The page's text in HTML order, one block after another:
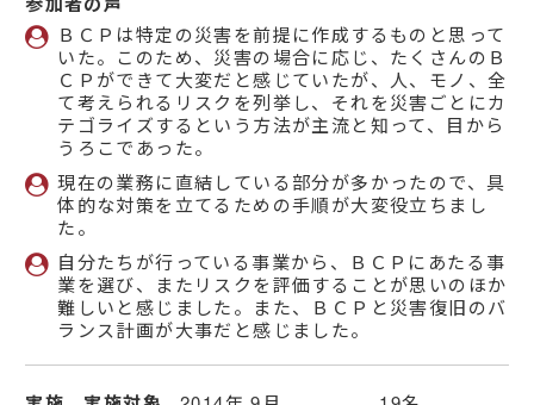
ＢＣＰは特定の災害を前提に作成するものと思って
いた。このため、災害の場合に応じ、たくさんのＢ
ＣＰができて大変だと感じていたが、人、モノ、全
て考えられるリスクを列挙し、それを災害ごとにカ
テゴライズするという方法が主流と知って、目から
うろこであった。
現在の業務に直結している部分が多かったので、具
体的な対策を立てるための手順が大変役立ちまし
た。
自分たちが行っている事業から、ＢＣＰにあたる事
業を選び、またリスクを評価することが思いのほか
難しいと感じました。また、ＢＣＰと災害復旧のバ
ランス計画が大事だと感じました。